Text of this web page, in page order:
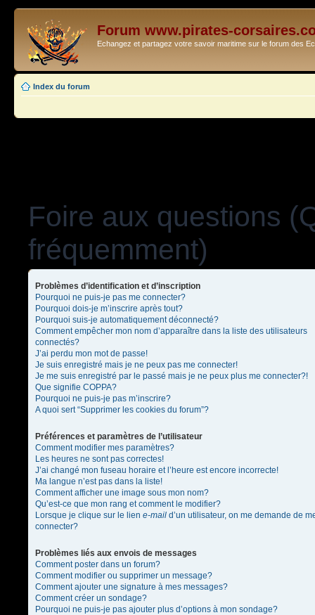
Forum www.pirates-
Echangez et partagez votre savoir maritime sur le forum des
Index du forum
Foire aux questions
fréquemment)
Problèmes d’identification et d’inscription
Pourquoi ne puis-je pas me connecter?
Pourquoi dois-je m’inscrire après tout?
Pourquoi suis-je automatiquement déconnecté?
Comment empêcher mon nom d’apparaître dans la liste des utilisateurs
connectés?
J’ai perdu mon mot de passe!
Je suis enregistré mais je ne peux pas me connecter!
Je me suis enregistré par le passé mais je ne peux plus me connecter?!
Que signifie COPPA?
Pourquoi ne puis-je pas m’inscrire?
A quoi sert “Supprimer les cookies du forum”?
Préférences et paramètres de l’utilisateur
Comment modifier mes paramètres?
Les heures ne sont pas correctes!
J’ai changé mon fuseau horaire et l’heure est encore incorrecte!
Ma langue n’est pas dans la liste!
Comment afficher une image sous mon nom?
Qu’est-ce que mon rang et comment le modifier?
Lorsque je clique sur le lien e-mail d’un utilisateur, on me demande de
connecter?
Problèmes liés aux envois de messages
Comment poster dans un forum?
Comment modifier ou supprimer un message?
Comment ajouter une signature à mes messages?
Comment créer un sondage?
Pourquoi ne puis-je pas ajouter plus d’options à mon sondage?